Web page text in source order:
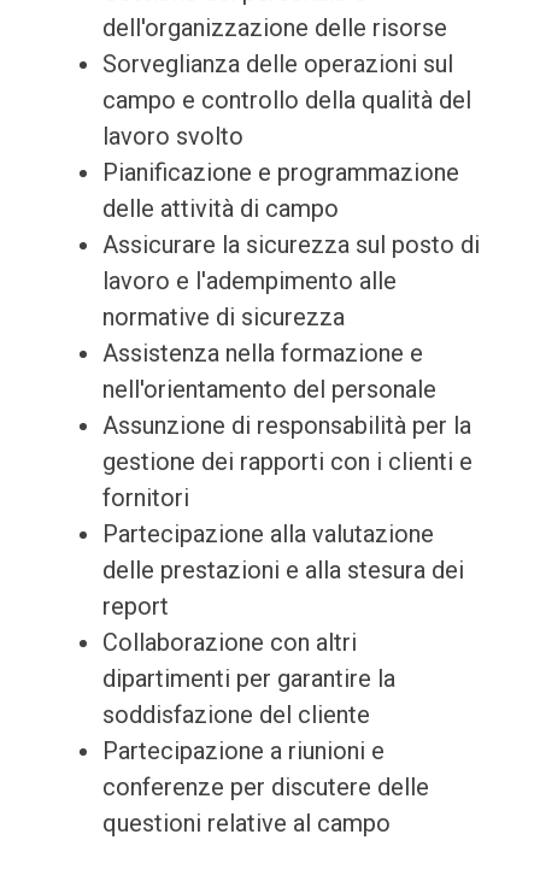
dell'organizzazione delle risorse
Sorveglianza delle operazioni sul
campo e controllo della qualità del
lavoro svolto
Pianificazione e programmazione
delle attività di campo
Assicurare la sicurezza sul posto di
lavoro e l'adempimento alle
normative di sicurezza
Assistenza nella formazione e
nell'orientamento del personale
Assunzione di responsabilità per la
gestione dei rapporti con i clienti e
fornitori
Partecipazione alla valutazione
delle prestazioni e alla stesura dei
report
Collaborazione con altri
dipartimenti per garantire la
soddisfazione del cliente
Partecipazione a riunioni e
conferenze per discutere delle
questioni relative al campo